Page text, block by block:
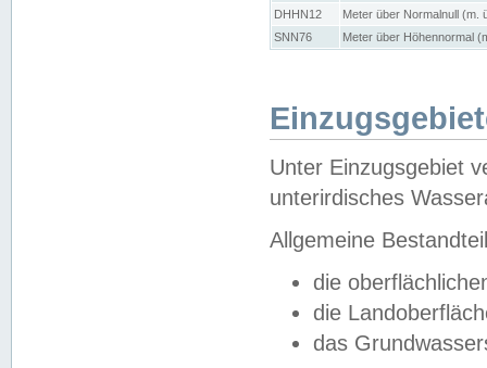
DHHN12
Meter über Normalnull (m.
SNN76
Meter über Höhennormal
Unter Einzugsgebiet
unterirdisches
Allgemeine
die
die
das